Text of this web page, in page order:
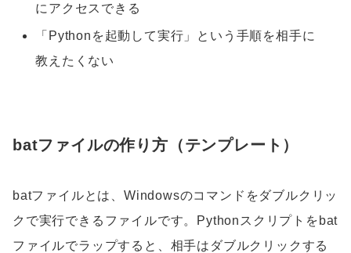
にアクセスできる
「Pythonを起動して実行」という手順を相手に
教えたくない
batファイルの作り方（テンプレート）
batファイルとは、Windowsのコマンドをダブルクリッ
クで実行できるファイルです。Pythonスクリプトをbat
ファイルでラップすると、相手はダブルクリックする